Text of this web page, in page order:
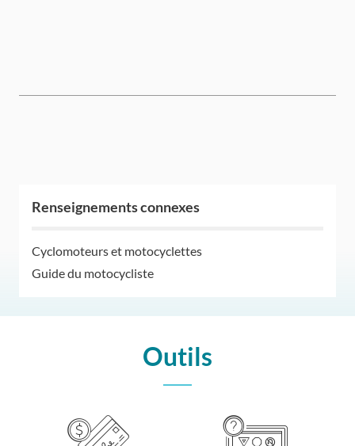
Renseignements connexes
Cyclomoteurs et motocyclettes
Guide du motocycliste
Outils